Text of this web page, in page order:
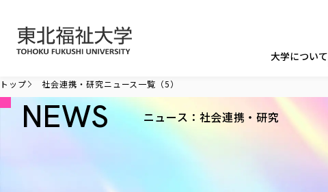
大学について
トップ 社会連携・研究ニュース一覧（5）
NEWS ニュース：社会連携・研究